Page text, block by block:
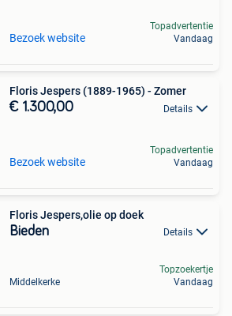
Bezoek website
Topadvertentie
Vandaag
Floris Jespers (1889-1965) - Zomer
€ 1.300,00 Details
Bezoek website
Topadvertentie
Vandaag
Floris Jespers,olie op doek
Bieden Details
Middelkerke
Topzoekertje
Vandaag